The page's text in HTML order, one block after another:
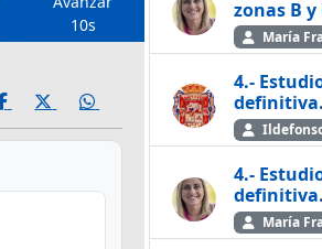
10s
zonas B
María
4.-
definitiva.
4.-
definitiva.
María